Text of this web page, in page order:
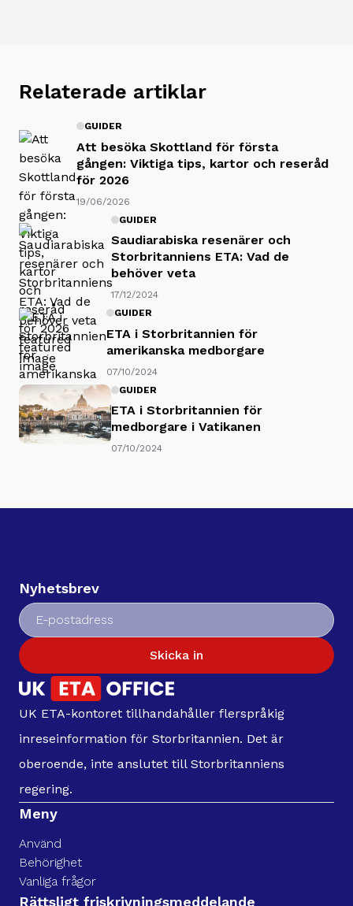
Relaterade artiklar
GUIDER
Att besöka Skottland för första
gången: Viktiga tips, kartor och reseråd
för 2026
19/06/2026
GUIDER
Saudiarabiska resenärer och
Storbritanniens ETA: Vad de
behöver veta
17/12/2024
GUIDER
ETA i Storbritannien för
amerikanska medborgare
07/10/2024
GUIDER
ETA i Storbritannien för
medborgare i Vatikanen
07/10/2024
Nyhetsbrev
Skicka in
UK ETA-kontoret tillhandahåller flerspråkig
inreseinformation för Storbritannien. Det är
oberoende, inte anslutet till Storbritanniens
regering.
Meny
Använd
Behörighet
Vanliga frågor
Rättsligt friskrivningsmeddelande